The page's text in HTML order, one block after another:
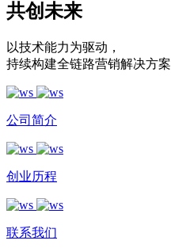
共创未来
以技术能力为驱动 ，
持续构建全链路营销解决方案
公司简介
创业历程
联系我们